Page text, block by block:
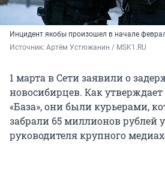
Инцидент якобы произошел в начале
Источник: Артём Устюжанин / MSK1.RU
1 марта в Сети заявили о
новосибирцев. Как
«База», они были курьерами,
забрали 65 миллионов рублей
руководителя крупного